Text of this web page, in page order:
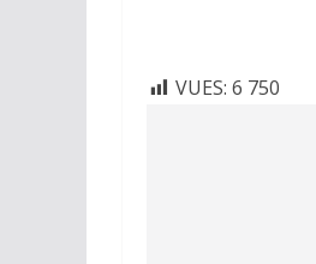
VUES: 6 750